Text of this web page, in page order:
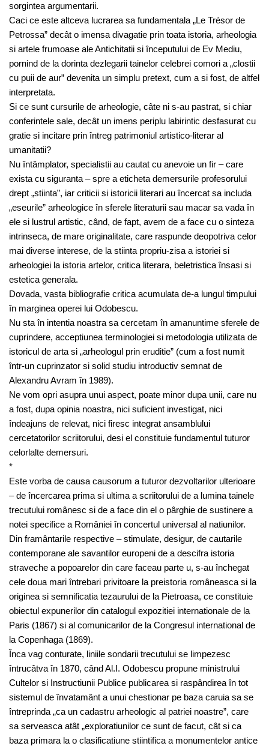
sorgintea argumentarii.
Caci ce este altceva lucrarea sa fundamentala „Le Trésor de
Petrossa” decât o imensa divagatie prin toata istoria, arheologia
si artele frumoase ale Antichitatii si începutului de Ev Mediu,
pornind de la dorinta dezlegarii tainelor celebrei comori a „clostii
cu puii de aur” devenita un simplu pretext, cum a si fost, de altfel
interpretata.
Si ce sunt cursurile de arheologie, câte ni s-au pastrat, si chiar
conferintele sale, decât un imens periplu labirintic desfasurat cu
gratie si incitare prin întreg patrimoniul artistico-literar al
umanitatii?
Nu întâmplator, specialistii au cautat cu anevoie un fir – care
exista cu siguranta – spre a eticheta demersurile profesorului
drept „stiinta”, iar criticii si istoricii literari au încercat sa includa
„eseurile” arheologice în sferele literaturii sau macar sa vada în
ele si lustrul artistic, când, de fapt, avem de a face cu o sinteza
intrinseca, de mare originalitate, care raspunde deopotriva celor
mai diverse interese, de la stiinta propriu-zisa a istoriei si
arheologiei la istoria artelor, critica literara, beletristica însasi si
estetica generala.
Dovada, vasta bibliografie critica acumulata de-a lungul timpului
în marginea operei lui Odobescu.
Nu sta în intentia noastra sa cercetam în amanuntime sferele de
cuprindere, acceptiunea terminologiei si metodologia utilizata de
istoricul de arta si „arheologul prin eruditie” (cum a fost numit
într-un cuprinzator si solid studiu introductiv semnat de
Alexandru Avram în 1989).
Ne vom opri asupra unui aspect, poate minor dupa unii, care nu
a fost, dupa opinia noastra, nici suficient investigat, nici
îndeajuns de relevat, nici firesc integrat ansamblului
cercetatorilor scriitorului, desi el constituie fundamentul tuturor
celorlalte demersuri.
*
Este vorba de causa causorum a tuturor dezvoltarilor ulterioare
– de încercarea prima si ultima a scriitorului de a lumina tainele
trecutului românesc si de a face din el o pârghie de sustinere a
notei specifice a României în concertul universal al natiunilor.
Din framântarile respective – stimulate, desigur, de cautarile
contemporane ale savantilor europeni de a descifra istoria
straveche a popoarelor din care faceau parte u, s-au închegat
cele doua mari întrebari privitoare la preistoria româneasca si la
originea si semnificatia tezaurului de la Pietroasa, ce constituie
obiectul expunerilor din catalogul expozitiei internationale de la
Paris (1867) si al comunicarilor de la Congresul international de
la Copenhaga (1869).
Înca vag conturate, liniile sondarii trecutului se limpezesc
întrucâtva în 1870, când Al.I. Odobescu propune ministrului
Cultelor si Instructiunii Publice publicarea si raspândirea în tot
sistemul de învatamânt a unui chestionar pe baza caruia sa se
întreprinda „ca un cadastru arheologic al patriei noastre”, care
sa serveasca atât „exploratiunilor ce sunt de facut, cât si ca
baza primara la o clasificatiune stiintifica a monumentelor antice